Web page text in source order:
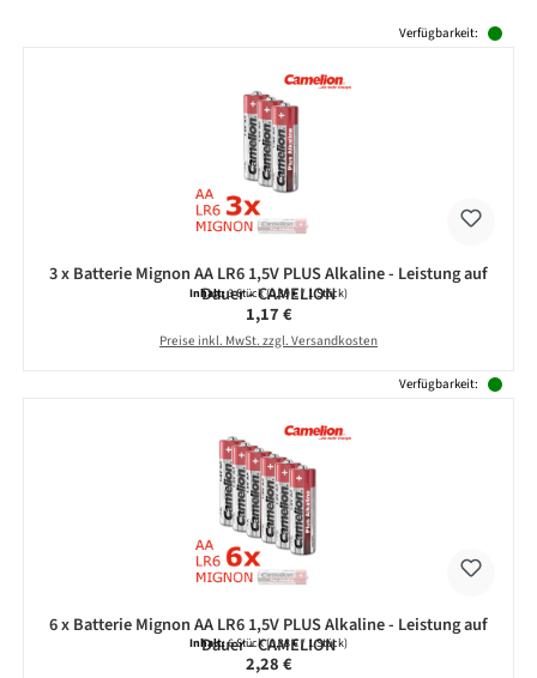
Verfügbarkeit:
3 x Batterie Mignon AA LR6 1,5V PLUS Alkaline - Leistung auf
Dauer - CAMELION
Inhalt:3 Stück(0,39 € / 1 Stück)
Regulärer Preis:
1,17 €
Preise inkl. MwSt. zzgl. Versandkosten
Verfügbarkeit:
6 x Batterie Mignon AA LR6 1,5V PLUS Alkaline - Leistung auf
Dauer - CAMELION
Inhalt:6 Stück(0,38 € / 1 Stück)
Regulärer Preis:
2,28 €